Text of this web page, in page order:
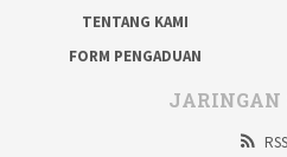
TENTANG KAMI
FORM PENGADUAN
JARINGAN
RSS